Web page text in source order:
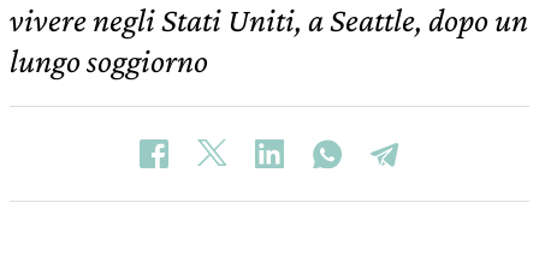
vivere negli Stati Uniti, a Seattle, dopo un
lungo soggiorno